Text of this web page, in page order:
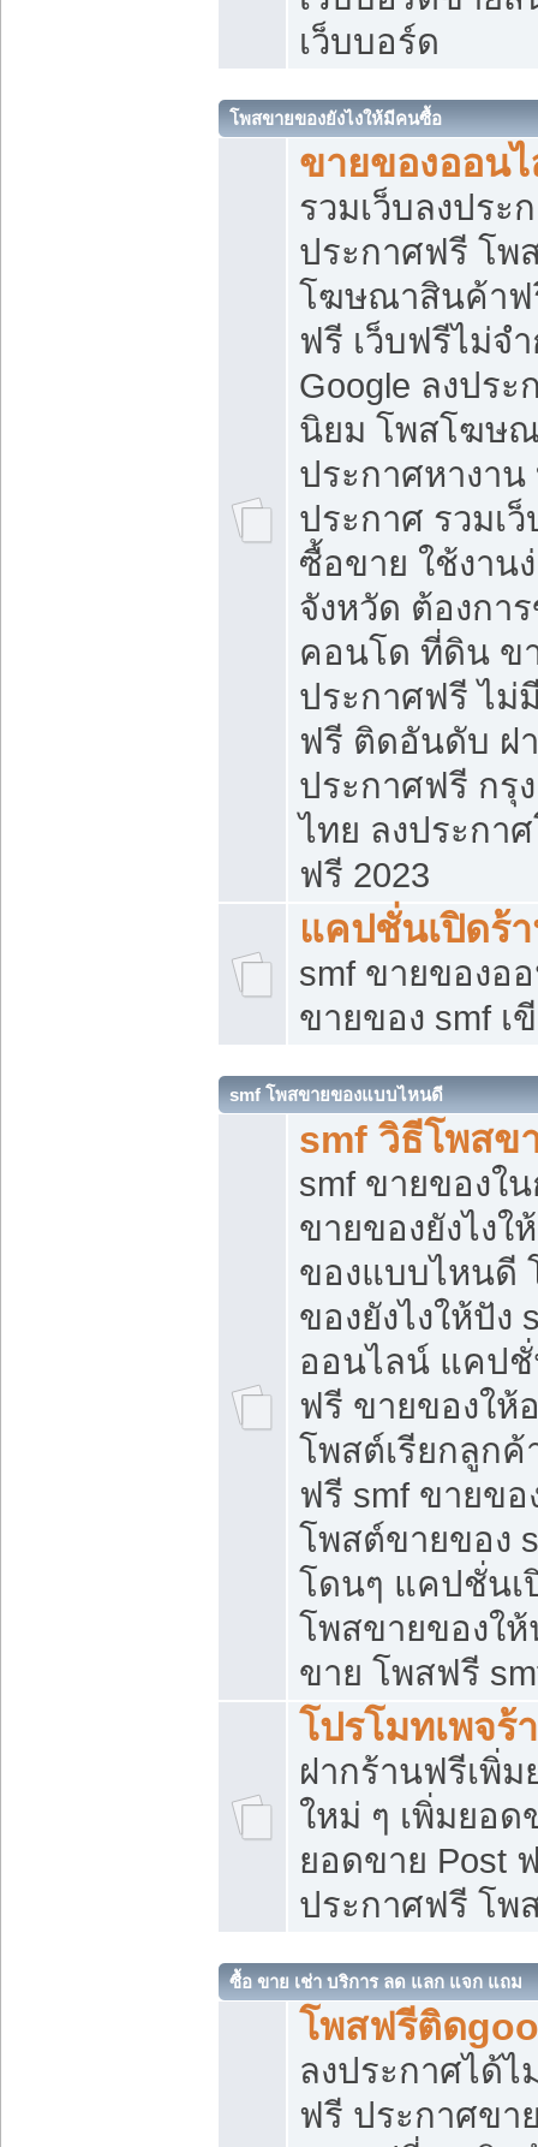
เว็บบอร์ด
โพสขายของยังไงให้มีคนซื้อ
ขายของออน
รวมเว็บลงประ
ประกาศฟรี โพ
โฆษณาสินค้าฟ
ฟรี เว็บฟรีไม่จ
Google ลงปร
นิยม โพสโฆษ
ประกาศหางาน
ประกาศ รวมเ
ซื้อขาย ใช้งาน
จังหวัด ต้องกา
คอนโด ที่ดิน ข
ประกาศฟรี ไม่
ฟรี ติดอันดับ ฝ
ประกาศฟรี กรุ
ไทย ลงประกา
ฟรี 2023
แคปชั่นเปิดร้
smf ขายของอ
ขายของ smf เ
smf โพสขายของแบบไหนดี
smf วิธีโพสข
smf ขายของใ
ขายของยังไง
ของแบบไหนดี
ของยังไงให้ปั
ออนไลน์ แคป
ฟรี ขายของให้
โพสต์เรียกลูกค้
ฟรี smf ขายขอ
โพสต์ขายของ
โดนๆ แคปชั่นเ
โพสขายของใ
ขาย โพสฟรี
โปรโมทเพจร้
ฝากร้านฟรีเพิ่
ใหม่ ๆ เพิ่มยอด
ยอดขาย Post
ประกาศฟรี โพ
ซื้อ ขาย เช่า บริการ ลด แลก แจก แถม
โพสฟรีติด
ลงประกาศได้
ฟรี ประกาศข